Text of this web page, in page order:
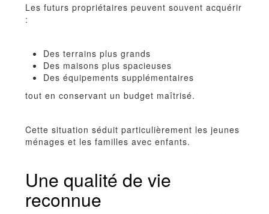
Les futurs propriétaires peuvent souvent acquérir
:
Des terrains plus grands
Des maisons plus spacieuses
Des équipements supplémentaires
tout en conservant un budget maîtrisé.
Cette situation séduit particulièrement les jeunes
ménages et les familles avec enfants.
Une qualité de vie
reconnue